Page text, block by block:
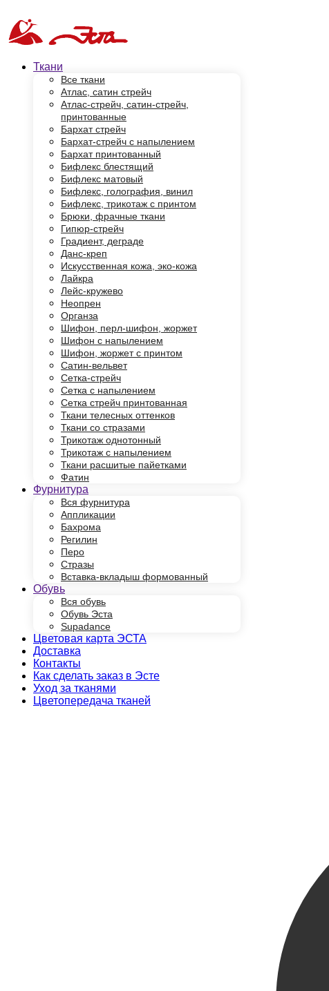
Ткани
Все ткани
Атлас, сатин стрейч
Атлас-стрейч, сатин-стрейч,
принтованные
Бархат стрейч
Бархат-стрейч с напылением
Бархат принтованный
Бифлекс блестящий
Бифлекс матовый
Бифлекс, голография, винил
Бифлекс, трикотаж с принтом
Брюки, фрачные ткани
Гипюр-стрейч
Градиент, деграде
Данс-креп
Искусственная кожа, эко-кожа
Лайкра
Лейс-кружево
Неопрен
Органза
Шифон, перл-шифон, жоржет
Шифон с напылением
Шифон, жоржет с принтом
Сатин-вельвет
Сетка-стрейч
Сетка с напылением
Сетка стрейч принтованная
Ткани телесных оттенков
Ткани со стразами
Трикотаж однотонный
Трикотаж с напылением
Ткани расшитые пайетками
Фатин
Фурнитура
Вся фурнитура
Аппликации
Бахрома
Регилин
Перо
Стразы
Вставка-вкладыш формованный
Обувь
Вся обувь
Обувь Эста
Supadance
Цветовая карта ЭСТА
Доставка
Контакты
Как сделать заказ в Эсте
Уход за тканями
Цветопередача тканей